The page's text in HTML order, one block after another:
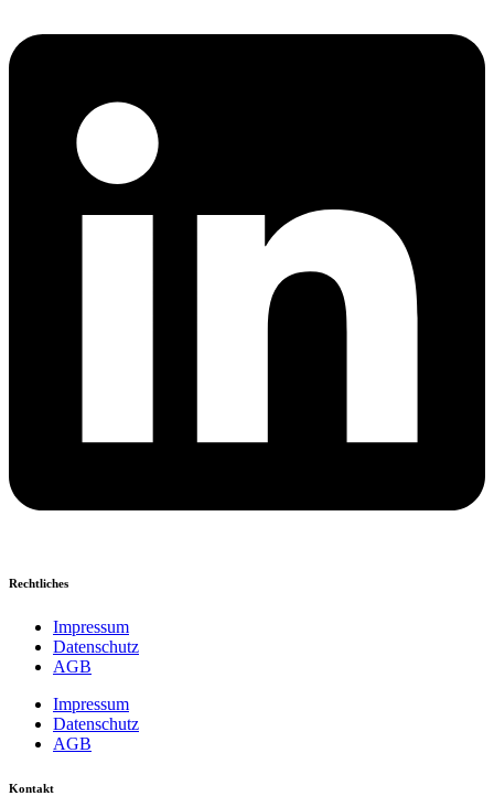
Rechtliches
Impressum
Datenschutz
AGB
Impressum
Datenschutz
AGB
Kontakt